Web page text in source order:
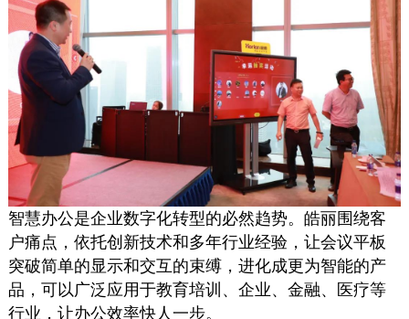
智慧办公是企业数字化转型的必然趋势。皓丽围绕客
户痛点，依托创新技术和多年行业经验，让会议平板
突破简单的显示和交互的束缚，进化成更为智能的产
品，可以广泛应用于教育培训、企业、金融、医疗等
行业，让办公效率快人一步。